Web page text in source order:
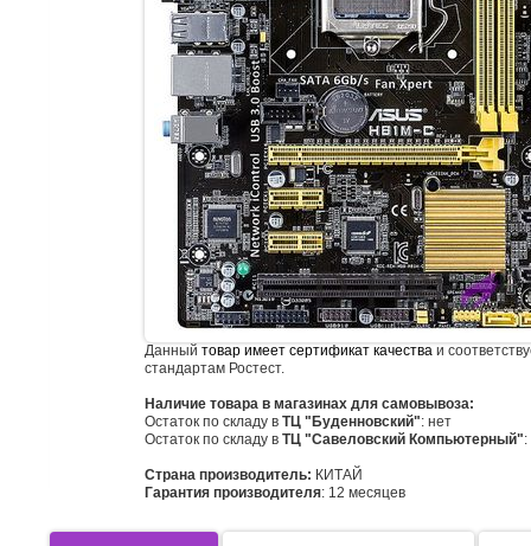
Данный товар имеет сертификат качества и
стандартам Ростест.
Наличие товара в магазинах для самовывоза:
Остаток по складу в ТЦ "Буденновский": нет
Остаток по складу в ТЦ "Савеловский Компьютерный"
Страна производитель: КИТАЙ
Гарантия производителя: 12 месяцев